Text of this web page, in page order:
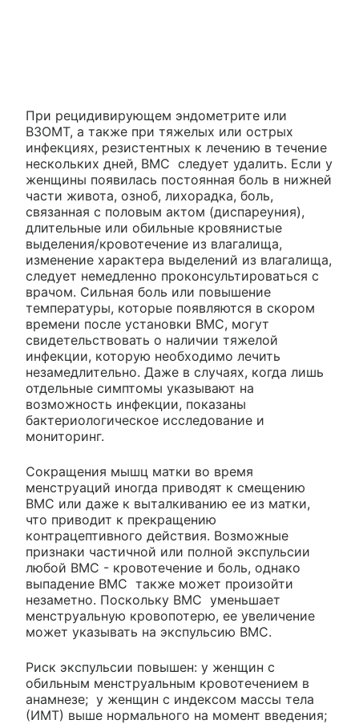
При рецидивирующем эндометрите или
ВЗОМТ, а также при тяжелых или острых
инфекциях, резистентных к лечению в течение
нескольких дней, ВМС следует удалить. Если у
женщины появилась постоянная боль в нижней
части живота, озноб, лихорадка, боль,
связанная с половым актом (диспареуния),
длительные или обильные кровянистые
выделения/кровотечение из влагалища,
изменение характера выделений из влагалища,
следует немедленно проконсультироваться с
врачом. Сильная боль или повышение
температуры, которые появляются в скором
времени после установки ВМС, могут
свидетельствовать о наличии тяжелой
инфекции, которую необходимо лечить
незамедлительно. Даже в случаях, когда лишь
отдельные симптомы указывают на
возможность инфекции, показаны
бактериологическое исследование и
мониторинг.
Сокращения мышц матки во время
менструаций иногда приводят к смещению
ВМС или даже к выталкиванию ее из матки,
что приводит к прекращению
контрацептивного действия. Возможные
признаки частичной или полной экспульсии
любой ВМС - кровотечение и боль, однако
выпадение ВМС также может произойти
незаметно. Поскольку ВМС уменьшает
менструальную кровопотерю, ее увеличение
может указывать на экспульсию ВМС.
Риск экспульсии повышен: у женщин с
обильным менструальным кровотечением в
анамнезе; у женщин с индексом массы тела
(ИМТ) выше нормального на момент введения;